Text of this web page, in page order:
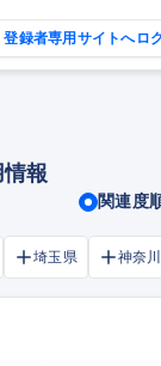
登録者専用サイトへロ
報
関連度
埼玉県 神奈